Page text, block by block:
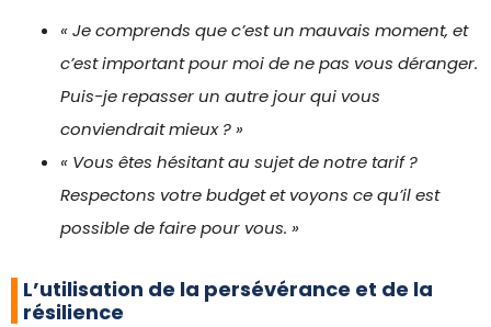
« Je comprends que c’est un mauvais moment, et
c’est important pour moi de ne pas vous déranger.
Puis-je repasser un autre jour qui vous
conviendrait mieux ? »
« Vous êtes hésitant au sujet de notre tarif ?
Respectons votre budget et voyons ce qu’il est
possible de faire pour vous. »
L’utilisation de la persévérance et de la
résilience